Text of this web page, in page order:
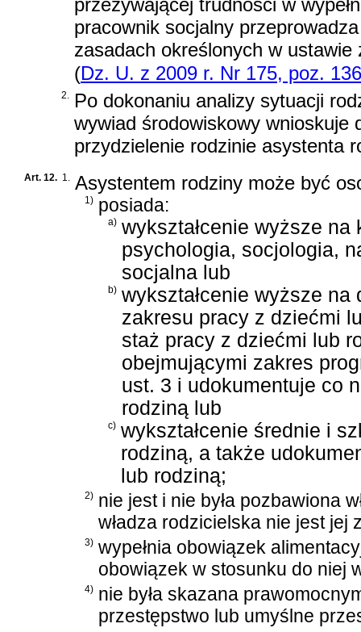
pracownik socjalny
zasadach określonych w ustawie
(Dz. U. z 2009 r. Nr 175, poz.
2. Po dokonaniu analizy sytuacji
wywiad środowiskowy wnioskuje
przydzielenie rodzinie asystenta
Art. 12. 1. Asystentem rodziny może być
1) posiada:
a) wykształcenie wyższe
psychologia, socjologia,
socjalna lub
b) wykształcenie wyższe
zakresu pracy z dziećmi
staż pracy z dziećmi lub
obejmującymi zakres
ust. 3 i udokumentuje co
rodziną lub
c) wykształcenie średnie i
rodziną, a także
lub rodziną;
2) nie jest i nie była pozbawiona
władza rodzicielska nie jest
3) wypełnia obowiązek
obowiązek w stosunku do niej
4) nie była skazana
przestępstwo lub umyślne